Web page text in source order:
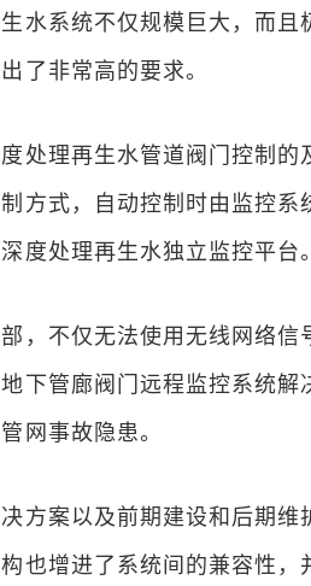
水系统不仅规模巨大，而
了非常高的要求。
处理再生水管道阀门控制
方式，自动控制时由监控
度处理再生水独立监控平台
，不仅无法使用无线网络
下管廊阀门远程监控系统
网事故隐患。
方案以及前期建设和后期
也增进了系统间的兼容性